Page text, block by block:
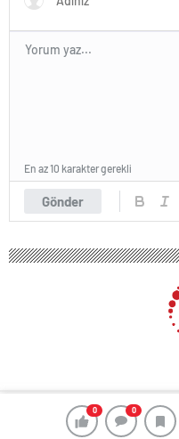
0 0
Gönder
En az 10 karakter gerekli